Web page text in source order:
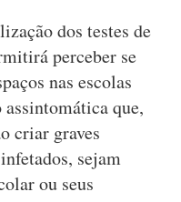
dos testes de
perceber se
nas escolas
que,
criar graves
sejam
ou seus